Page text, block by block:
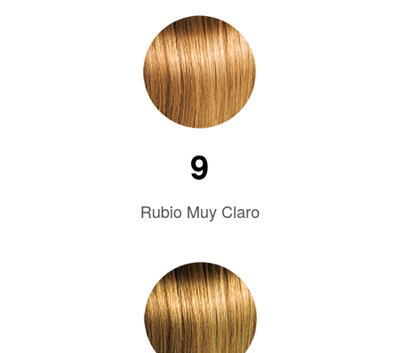
9
Rubio Muy Claro